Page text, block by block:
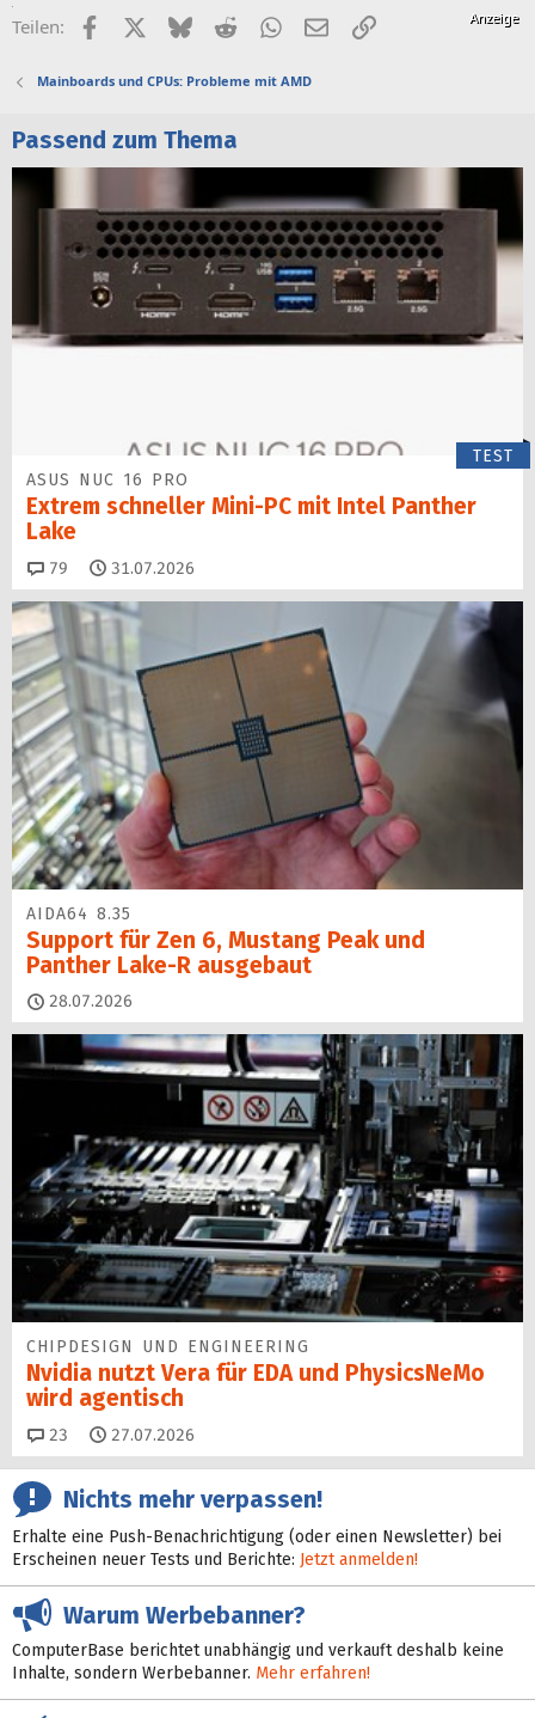
Teilen: FacebookX (Twitter)
BlueskyRedditWhatsApp
E-MailLink
Mainboards und CPUs: Probleme mit AMD
Passend zum Thema
TEST
ASUS NUC 16 PRO
Extrem schneller Mini-PC mit Intel Panther
Lake
79 Kommentare
31.07.2026
AIDA64 8.35
Support für Zen 6, Mustang Peak und
Panther Lake-R ausgebaut
28.07.2026
CHIPDESIGN UND ENGINEERING
Nvidia nutzt Vera für EDA und PhysicsNeMo
wird agentisch
23 Kommentare
27.07.2026
Nichts mehr verpassen!
Erhalte eine Push-Benachrichtigung (oder einen Newsletter) bei
Erscheinen neuer Tests und Berichte: Jetzt anmelden!
Warum Werbebanner?
ComputerBase berichtet unabhängig und verkauft deshalb keine
Inhalte, sondern Werbebanner. Mehr erfahren!